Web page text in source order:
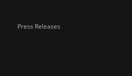
Press Releases